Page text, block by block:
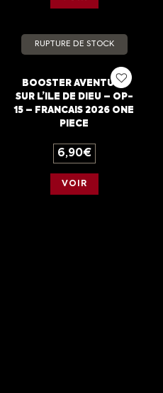
RUPTURE DE STOCK
BOOSTER AVENTURE
SUR L’ILE DE DIEU – OP-
15 – FRANCAIS 2026 ONE
PIECE
6,90€
VOIR